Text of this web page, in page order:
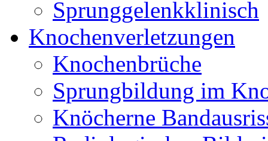
Sprunggelenkklinisch
Knochenverletzungen
Knochenbrüche
Sprungbildung im
Knöcherne